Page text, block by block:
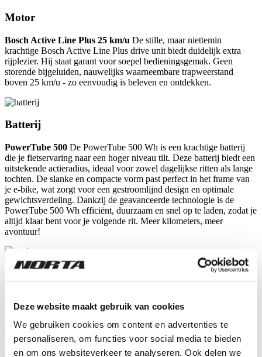
Deze website maakt gebruik van cookies
We gebruiken cookies om content en advertenties te
personaliseren, om functies voor social media te bieden
en om ons websiteverkeer te analyseren. Ook delen we
Motor
Bosch Active Line Plus 25 km/u De stille, maar niettemin
krachtige Bosch Active Line Plus drive unit biedt duidelijk extra
rijplezier. Hij staat garant voor soepel bedieningsgemak. Geen
storende bijgeluiden, nauwelijks waarneembare trapweerstand
boven 25 km/u - zo eenvoudig is beleven en ontdekken.
Batterij
PowerTube 500 De PowerTube 500 Wh is een krachtige batterij
die je fietservaring naar een hoger niveau tilt. Deze batterij biedt een
uitstekende actieradius, ideaal voor zowel dagelijkse ritten als lange
tochten. De slanke en compacte vorm past perfect in het frame van
je e-bike, wat zorgt voor een gestroomlijnd design en optimale
gewichtsverdeling. Dankzij de geavanceerde technologie is de
PowerTube 500 Wh efficiënt, duurzaam en snel op te laden, zodat je
altijd klaar bent voor je volgende rit. Meer kilometers, meer
avontuur!
eenvoudig met de duim te bedienen. Zo houd je je ogen op de weg
de Purion 200 is verbonden in het smart systeem en verbindt de e-
bike met de e-bike Flow-app. Dit geeft je beschikking over digitale
functies die je gemakkelijk kunt activeren en gebruiken via de app –